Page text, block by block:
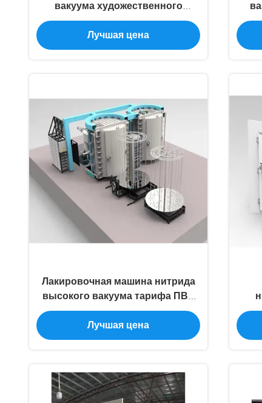
вакуума художественного
произведения ПВД ведра
нержавеющей стали Титанюм
для золотого цвета
Лучшая цена
Лакировочная машина нитрида
высокого вакуума тарифа ПВД
ионизацией Титанюм для
оборудования освещения
дверной рамы нержавеющей
Лучшая цена